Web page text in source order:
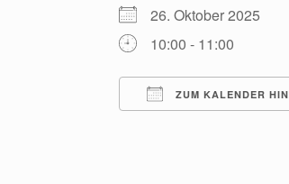
26. Oktober 2025
10:00 - 11:00
ZUM KALENDER